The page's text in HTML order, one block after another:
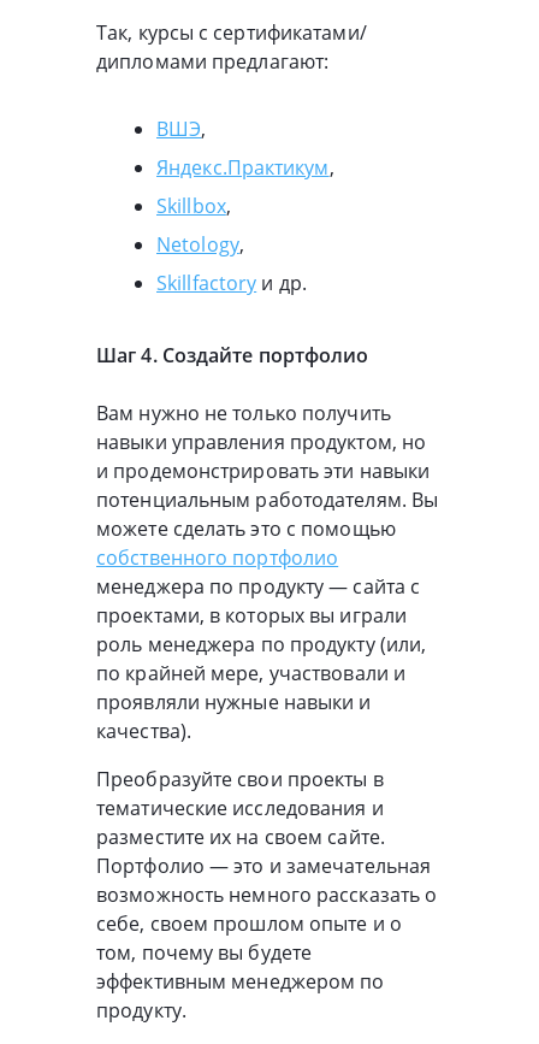
Так, курсы с сертификатами/
дипломами предлагают:
ВШЭ,
Яндекс.Практикум,
Skillbox,
Netology,
Skillfactory и др.
Шаг 4. Создайте портфолио
Вам нужно не только получить
навыки управления продуктом, но
и продемонстрировать эти навыки
потенциальным работодателям. Вы
можете сделать это с помощью
собственного портфолио
менеджера по продукту — сайта с
проектами, в которых вы играли
роль менеджера по продукту (или,
по крайней мере, участвовали и
проявляли нужные навыки и
качества).
Преобразуйте свои проекты в
тематические исследования и
разместите их на своем сайте.
Портфолио — это и замечательная
возможность немного рассказать о
себе, своем прошлом опыте и о
том, почему вы будете
эффективным менеджером по
продукту.